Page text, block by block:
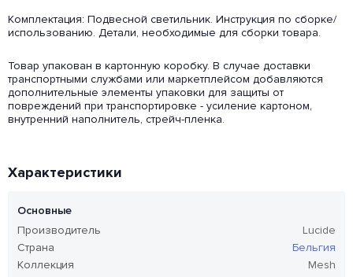
Комплектация: Подвесной светильник. Инструкция по сборке/
использованию. Детали, необходимые для сборки товара.
Товар упакован в картонную коробку. В случае доставки
транспортными службами или маркетплейсом добавляются
дополнительные элементы упаковки для защиты от
повреждений при транспортировке - усиление картоном,
внутренний наполнитель, стрейч-пленка.
Характеристики
Основные
Производитель
Lucide
Страна
Бельгия
Коллекция
Mesh